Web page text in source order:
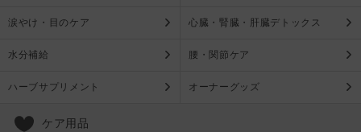
涙やけ・目のケア 心臓・腎臓・肝臓デトックス
水分補給 腰・関節ケア
ハーブサプリメント オーナーグッズ
ケア用品